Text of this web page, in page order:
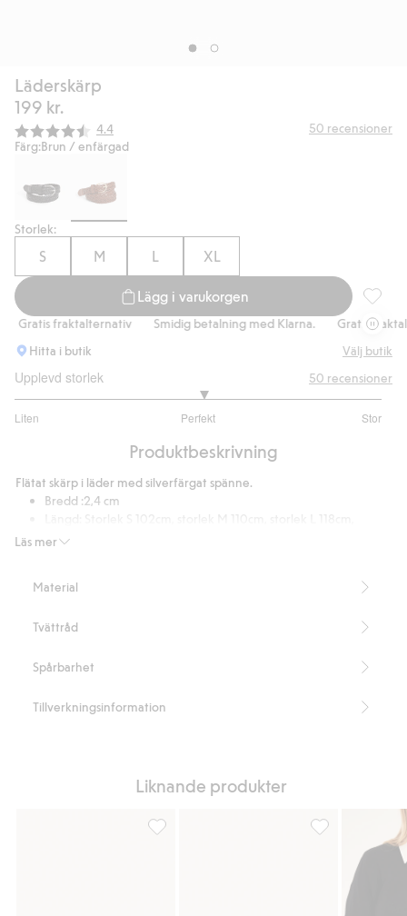
Läderskärp
199 kr.
Snittbetyg:
4.4 50 recensioner
Färg:Brun / enfärgad
Storlek:
S M L XL
Lägg i varukorgen
Gratis fraktalternativ Smidig betalning med Klarna.
Gratis
Hitta i butik
Välj butik
Upplevd storlek
Liten Perfekt Stor
utav
39
betyg
50 recensioner
Produktbeskrivning
Läs mer
Flätat skärp i läder med silverfärgat spänne.
Bredd :2,4 cm
storlek XL 126cm.
Material
Tvättråd
Spårbarhet
Tillverkningsinformation
Liknande produkter
Skärp, Lägg